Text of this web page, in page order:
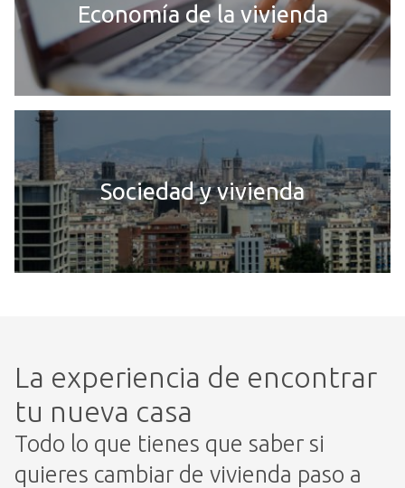
Economía de la vivienda
Sociedad y vivienda
La experiencia de encontrar
tu nueva casa
Todo lo que tienes que saber si
quieres cambiar de vivienda paso a